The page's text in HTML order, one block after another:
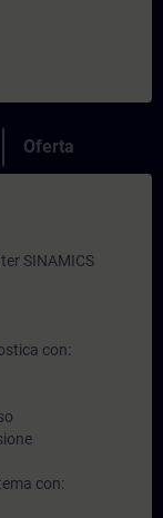
Oferta
SINAMICS
con:
con: